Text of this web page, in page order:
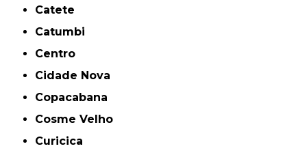
Catete
Catumbi
Centro
Cidade Nova
Copacabana
Cosme Velho
Curicica